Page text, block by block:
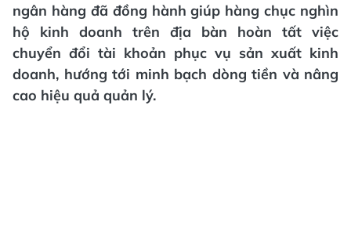
ngân hàng đã đồng hành giúp hàng chục nghìn
hộ kinh doanh trên địa bàn hoàn tất việc
chuyển đổi tài khoản phục vụ sản xuất kinh
doanh, hướng tới minh bạch dòng tiền và nâng
cao hiệu quả quản lý.